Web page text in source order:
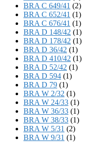
BRA C 649/41 (2)
BRA C 652/41 (1)
BRA C 676/41 (1)
BRA D 148/42 (1)
BRA D 178/42 (1)
BRA D 36/42 (1)
BRA D 410/42 (1)
BRA D 52/42 (1)
BRA D 594 (1)
BRA D 79 (1)
BRA W 2/32 (1)
BRA W 24/33 (1)
BRA W 36/33 (1)
BRA W 38/33 (1)
BRA W 5/31 (2)
BRA W 9/31 (1)